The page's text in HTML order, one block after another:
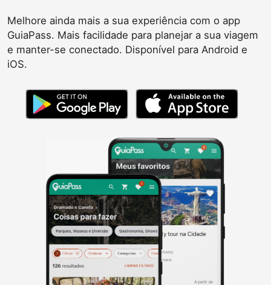
Melhore ainda mais a sua experiência com o app
GuiaPass. Mais facilidade para planejar a sua viagem
e manter-se conectado. Disponível para Android e
iOS.